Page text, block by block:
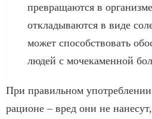
превращаются в
откладываются в виде
может способствовать
людей с мочекаменной
При правильном
рационе – вред они не